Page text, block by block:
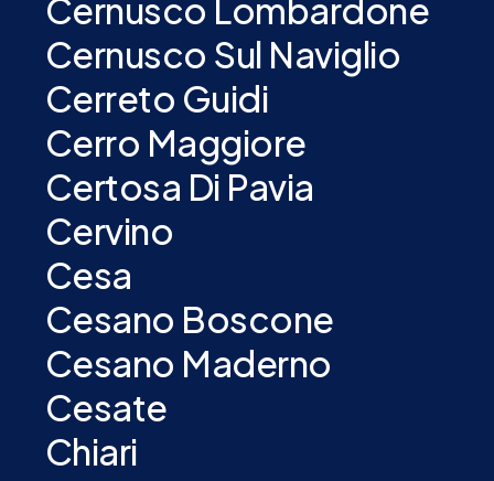
Cernusco Lombardone
Cernusco Sul Naviglio
Cerreto Guidi
Cerro Maggiore
Certosa Di Pavia
Cervino
Cesa
Cesano Boscone
Cesano Maderno
Cesate
Chiari